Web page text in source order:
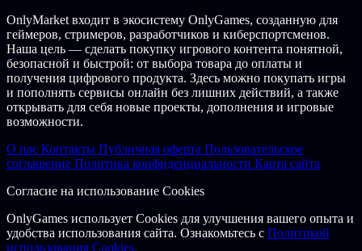
OnlyMarket входит в экосистему OnlyGames, созданную для
геймеров, стримеров, разработчиков и киберспортсменов.
Наша цель — сделать покупку игрового контента понятной,
безопасной и быстрой: от выбора товара до оплаты и
получения цифрового продукта. Здесь можно покупать игры
и пополнять сервисы онлайн без лишних действий, а также
открывать для себя новые проекты, дополнения и игровые
возможности.
О нас Контакты Публичная оферта Пользовательское
соглашение Политика конфиденциальности Карта сайта
Согласие на использование Cookies
OnlyGames использует Cookies для улучшения вашего опыта и
удобства использования сайта. Ознакомьтесь с Политикой
использования Cookies.